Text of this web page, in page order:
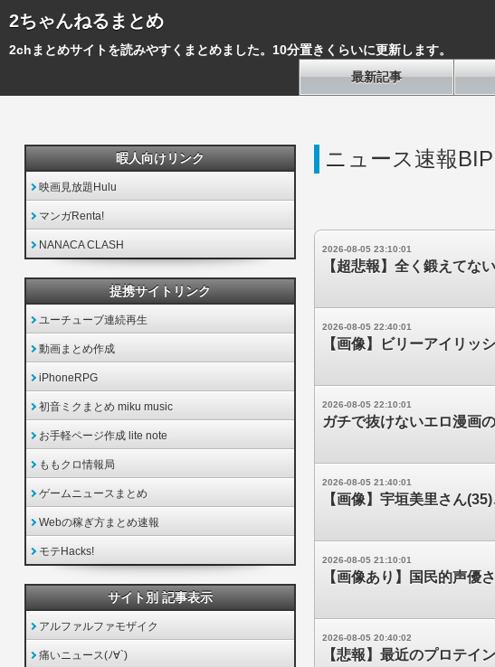
2ちゃんねるまとめ
2chまとめサイトを読みやすくまとめました。10分置きくらいに更新します。
最新記事
ニュース速報BIP
2026-08-05 23:10:01
【超悲報】全く鍛えてな
2026-08-05 22:40:01
【画像】ビリーアイリッ
2026-08-05 22:10:01
ガチで抜けないエロ漫画
2026-08-05 21:40:01
【画像】宇垣美里さん
2026-08-05 21:10:01
【画像あり】国民的声優
2026-08-05 20:40:02
【悲報】最近のプロテイ
暇人向けリンク
映画見放題Hulu
マンガRenta!
NANACA CLASH
提携サイトリンク
ユーチューブ連続再生
動画まとめ作成
iPhoneRPG
初音ミクまとめ miku music
お手軽ページ作成 lite note
ももクロ情報局
ゲームニュースまとめ
Webの稼ぎ方まとめ速報
モテHacks!
サイト別 記事表示
アルファルファモザイク
痛いニュース(ﾉ∀`)